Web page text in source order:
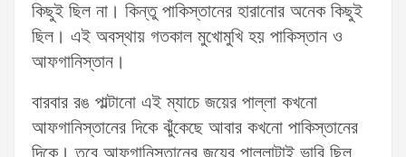
কিছুই ছিল না। কিন্তু পাকিস্তানের হারানোর অনেক কিছুই
ছিল। এই অবস্থায় গতকাল মুখোমুখি হয় পাকিস্তান ও
আফগানিস্তান।
বারবার রঙ পাল্টানো এই ম্যাচে জয়ের পাল্লা কখনো
আফগানিস্তানের দিকে ঝুঁকেছে আবার কখনো পাকিস্তানের